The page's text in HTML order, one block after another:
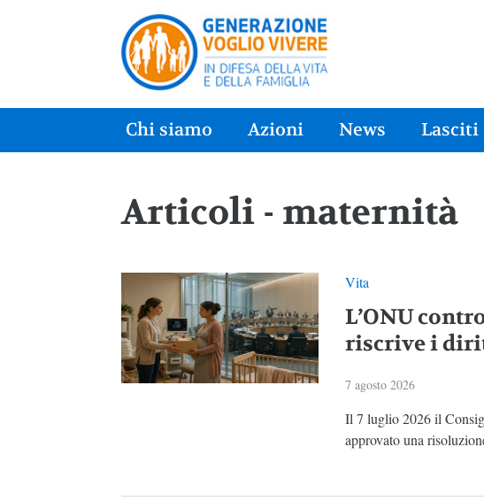
Chi siamo Azioni News Lasciti
Articoli - maternità
Vita
L’ONU
riscrive i
7 agosto 2026
Il 7 luglio 2026 il
approvato una